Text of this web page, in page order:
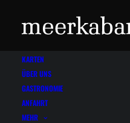
KARTEN
ÜBER UNS
GASTRONOMIE
ANFAHRT
MEHR